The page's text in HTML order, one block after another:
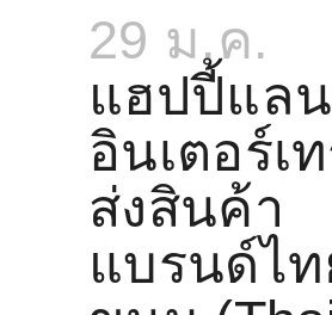
29 ม.ค.
แฮปปี้แล
อินเตอร์เ
ส่งสินค้า
แบรนด์ไท